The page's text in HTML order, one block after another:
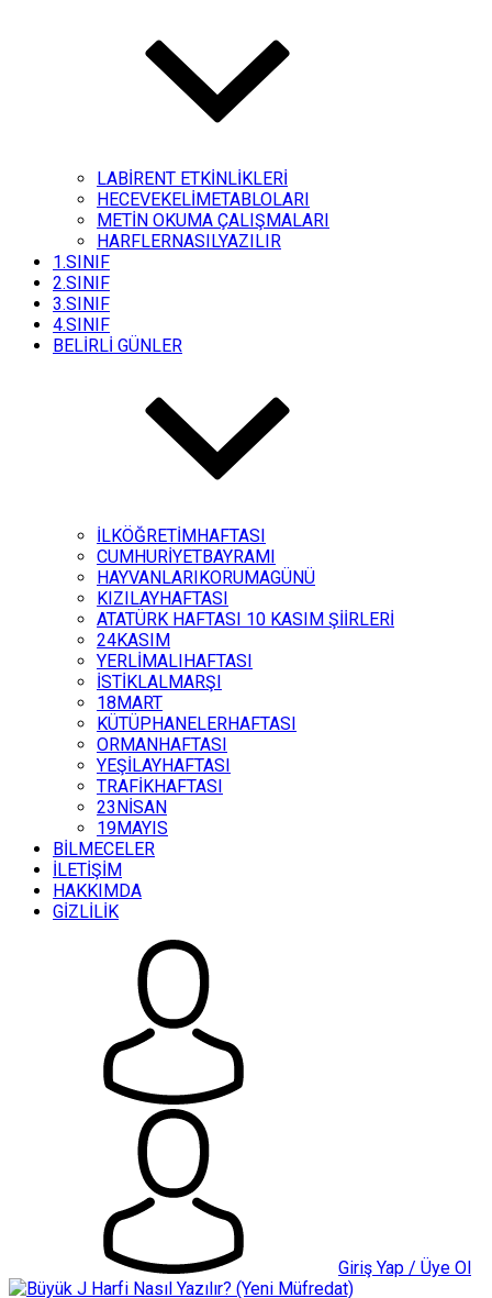
LABİRENT ETKİNLİKLERİ
HECEVEKELİMETABLOLARI
METİN OKUMA ÇALIŞMALARI
HARFLERNASILYAZILIR
1.SINIF
2.SINIF
3.SINIF
4.SINIF
BELİRLİ GÜNLER
İLKÖĞRETİMHAFTASI
CUMHURİYETBAYRAMI
HAYVANLARIKORUMAGÜNÜ
KIZILAYHAFTASI
ATATÜRK HAFTASI 10 KASIM ŞİİRLERİ
24KASIM
YERLİMALIHAFTASI
İSTİKLALMARŞI
18MART
KÜTÜPHANELERHAFTASI
ORMANHAFTASI
YEŞİLAYHAFTASI
TRAFİKHAFTASI
23NİSAN
19MAYIS
BİLMECELER
İLETİŞİM
HAKKIMDA
GİZLİLİK
Giriş Yap / Üye Ol